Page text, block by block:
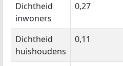
Dichtheid
inwoners
0,27
Dichtheid
huishoudens
0,11